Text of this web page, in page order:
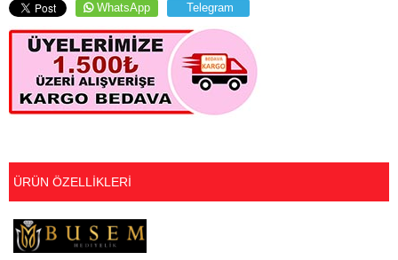
WhatsApp Telegram
ÜRÜN ÖZELLIKLERI